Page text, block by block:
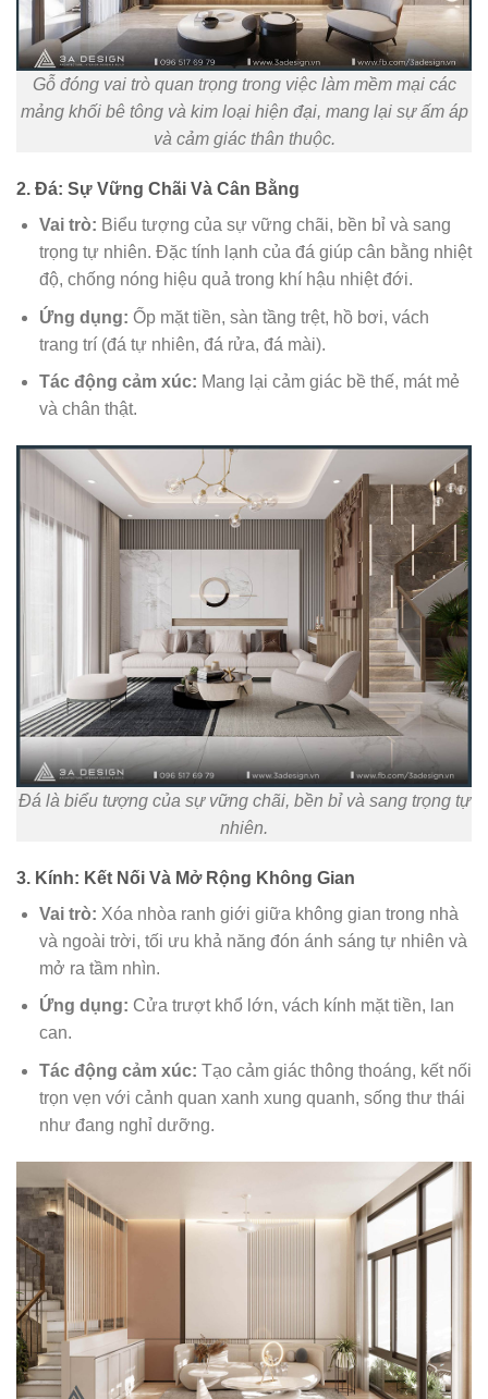
Gỗ đóng vai trò quan trọng trong việc làm mềm mại các
mảng khối bê tông và kim loại hiện đại, mang lại sự ấm áp
và cảm giác thân thuộc.
2. Đá: Sự Vững Chãi Và Cân Bằng
Vai trò: Biểu tượng của sự vững chãi, bền bỉ và sang
trọng tự nhiên. Đặc tính lạnh của đá giúp cân bằng nhiệt
độ, chống nóng hiệu quả trong khí hậu nhiệt đới.
Ứng dụng: Ốp mặt tiền, sàn tầng trệt, hồ bơi, vách
trang trí (đá tự nhiên, đá rửa, đá mài).
Tác động cảm xúc: Mang lại cảm giác bề thế, mát mẻ
và chân thật.
Đá là biểu tượng của sự vững chãi, bền bỉ và sang trọng tự
nhiên.
3. Kính: Kết Nối Và Mở Rộng Không Gian
Vai trò: Xóa nhòa ranh giới giữa không gian trong nhà
và ngoài trời, tối ưu khả năng đón ánh sáng tự nhiên và
mở ra tầm nhìn.
Ứng dụng: Cửa trượt khổ lớn, vách kính mặt tiền, lan
can.
Tác động cảm xúc: Tạo cảm giác thông thoáng, kết nối
trọn vẹn với cảnh quan xanh xung quanh, sống thư thái
như đang nghỉ dưỡng.